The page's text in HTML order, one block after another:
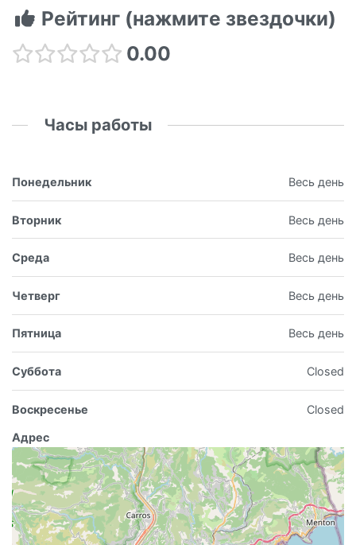
Рейтинг (нажмите звездочки)
0.00
Часы работы
Понедельник Весь день
Вторник Весь день
Среда Весь день
Четверг Весь день
Пятница Весь день
Суббота Closed
Воскресенье Closed
Адрес